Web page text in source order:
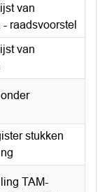
van
raadsvoorstel
van
stukken
TAM-